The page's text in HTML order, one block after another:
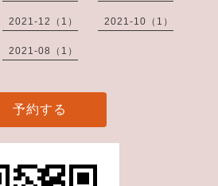
2021-12（1） 2021-10（1）
2021-08（1）
予約する